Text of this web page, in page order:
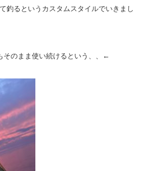
釣るというカスタムスタイルでいきまし
そのまま使い続けるという、、←